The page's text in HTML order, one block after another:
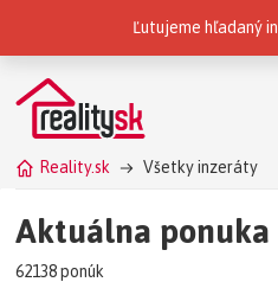
Reality.sk patria do
Reality.sk Všetky inzeráty
Aktuálna
62138 ponúk
Ľutujeme hľadaný